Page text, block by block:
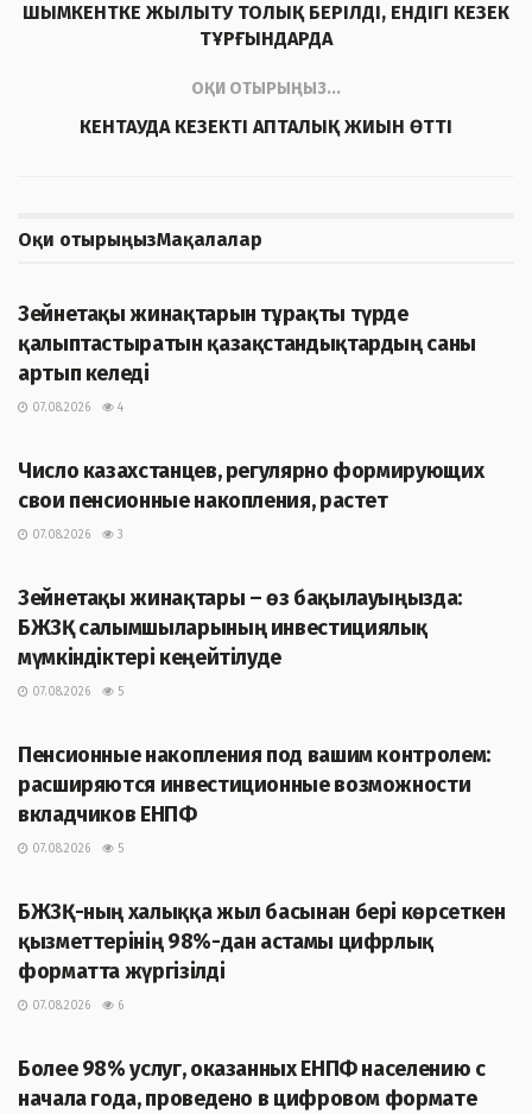
ШЫМКЕНТКЕ ЖЫЛЫТУ ТОЛЫҚ БЕРІЛДІ, ЕНДІГІ КЕЗЕК
ТҰРҒЫНДАРДА
ОҚИ ОТЫРЫҢЫЗ...
КЕНТАУДА КЕЗЕКТІ АПТАЛЫҚ ЖИЫН ӨТТІ
Оқи отырыңызМақалалар
Зейнетақы жинақтарын тұрақты түрде
қалыптастыратын қазақстандықтардың саны
артып келеді
07.08.2026
4
Число казахстанцев, регулярно формирующих
свои пенсионные накопления, растет
07.08.2026
3
Зейнетақы жинақтары – өз бақылауыңызда:
БЖЗҚ салымшыларының инвестициялық
мүмкіндіктері кеңейтілуде
07.08.2026
5
Пенсионные накопления под вашим контролем:
расширяются инвестиционные возможности
вкладчиков ЕНПФ
07.08.2026
5
БЖЗҚ-ның халыққа жыл басынан бері көрсеткен
қызметтерінің 98%-дан астамы цифрлық
форматта жүргізілді
07.08.2026
6
Более 98% услуг, оказанных ЕНПФ населению с
начала года, проведено в цифровом формате